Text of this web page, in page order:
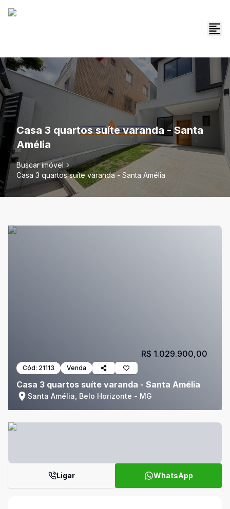
Casa 3 quartos suíte varanda - Santa
Amélia
Buscar imóvel
Casa 3 quartos suíte varanda - Santa Amélia
Cód: 21113 Venda
Casa 3 quartos suíte varanda - Santa Amélia
Santa Amélia, Belo Horizonte - MG
R$ 1.029.900,00
Ligar WhatsApp